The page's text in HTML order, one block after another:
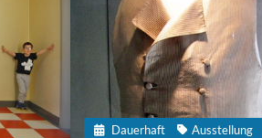
Dauerhaft
Ausstellung